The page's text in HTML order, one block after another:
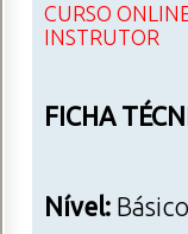
CURSO
INSTRUTOR
FICHA
Nível: